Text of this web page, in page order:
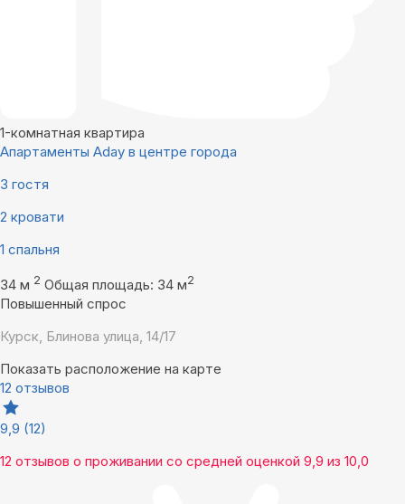
1-комнатная квартира
Апартаменты Aday в центре города
3 гостя
2 кровати
1 спальня
34 м 2 Общая площадь: 34 м2
Повышенный спрос
Курск, Блинова улица, 14/17
Показать расположение на карте
12 отзывов
9,9 (12)
12 отзывов о проживании со средней оценкой 9,9 из 10,0